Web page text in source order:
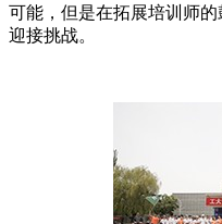
可能，但是在拓展培训师
迎接挑战。